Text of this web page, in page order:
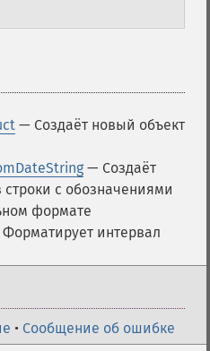
— Создаёт новый объект
— Создаёт
с обозначениями
формате
интервал
• Сообщение об ошибке